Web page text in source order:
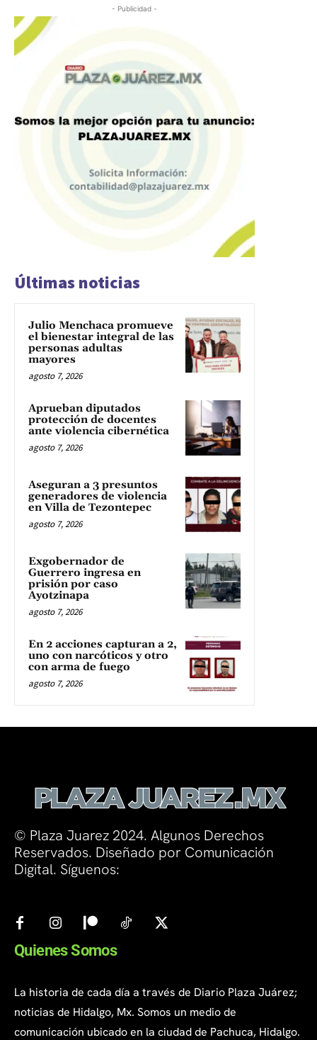
- Publicidad -
Últimas noticias
Julio Menchaca promueve
el bienestar integral de las
personas adultas
mayores
agosto 7, 2026
Aprueban diputados
protección de docentes
ante violencia cibernética
agosto 7, 2026
Aseguran a 3 presuntos
generadores de violencia
en Villa de Tezontepec
agosto 7, 2026
Exgobernador de
Guerrero ingresa en
prisión por caso
Ayotzinapa
agosto 7, 2026
En 2 acciones capturan a 2,
uno con narcóticos y otro
con arma de fuego
agosto 7, 2026
© Plaza Juarez 2024. Algunos Derechos
Reservados. Diseñado por Comunicación
Digital. Síguenos:
Quienes Somos
La historia de cada día a través de Diario Plaza Juárez;
noticias de Hidalgo, Mx. Somos un medio de
comunicación ubicado en la ciudad de Pachuca, Hidalgo.